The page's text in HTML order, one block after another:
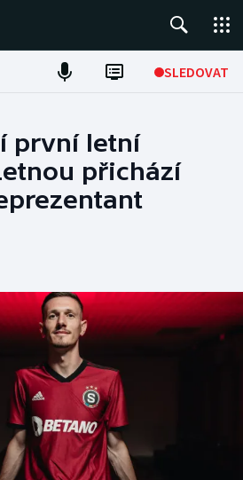
SLEDOVAT
první letní
přichází